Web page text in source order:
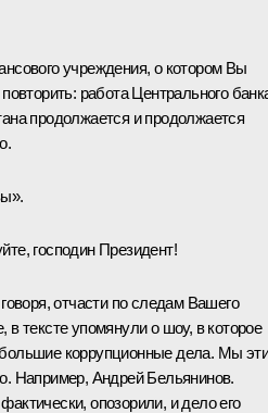
учреждения, о котором Вы
работа Центрального
продолжается и продолжается
господин Президент!
отчасти по следам Вашего
тексте упомянули о шоу, в которое
коррупционные дела. Мы
Например, Андрей Бельянинов.
опозорили, и дело его